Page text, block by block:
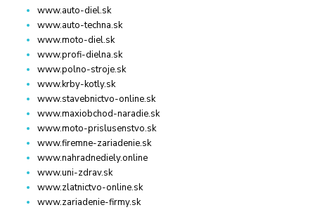
www.auto-diel.sk
www.auto-techna.sk
www.moto-diel.sk
www.profi-dielna.sk
www.polno-stroje.sk
www.krby-kotly.sk
www.stavebnictvo-online.sk
www.maxiobchod-naradie.sk
www.moto-prislusenstvo.sk
www.firemne-zariadenie.sk
www.nahradnediely.online
www.uni-zdrav.sk
www.zlatnictvo-online.sk
www.zariadenie-firmy.sk